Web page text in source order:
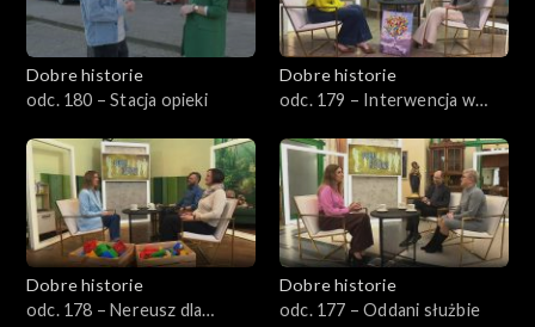
Dobre historie
odc. 180 – Stacja opieki
Dobre historie
odc. 179 – Interwencja w
Dobre historie
odc. 178 – Nereusz dla
Dobre historie
odc. 177 – Oddani służbie